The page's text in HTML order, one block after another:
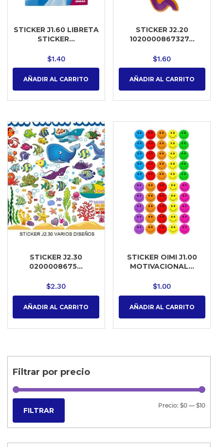
STICKER J1.60 LIBRETA
STICKER...
$1.40
AÑADIR AL CARRITO
STICKER J2.20
1020000867327...
$1.60
AÑADIR AL CARRITO
STICKER J2.30
0200008675...
$2.30
AÑADIR AL CARRITO
STICKER OIMI J1.00
MOTIVACIONAL...
$1.00
AÑADIR AL CARRITO
Filtrar por precio
FILTRAR
Precio: $0 — $10